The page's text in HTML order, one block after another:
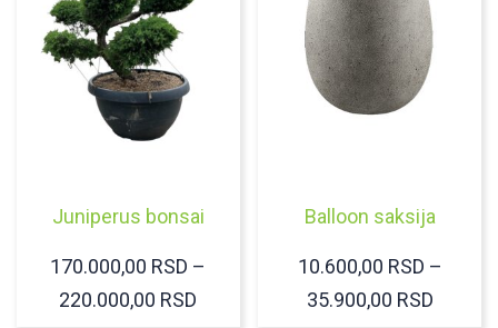
Juniperus bonsai
170.000,00 RSD –
220.000,00 RSD
Balloon saksija
10.600,00 RSD –
35.900,00 RSD